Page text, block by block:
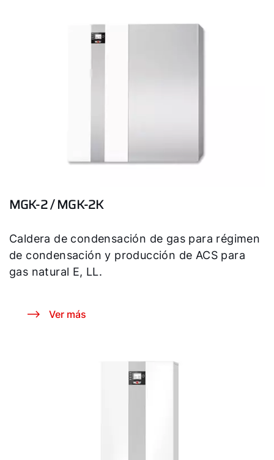
MGK-2 / MGK-2K
Caldera de condensación de gas para régimen
de condensación y producción de ACS para
gas natural E, LL.
Ver más